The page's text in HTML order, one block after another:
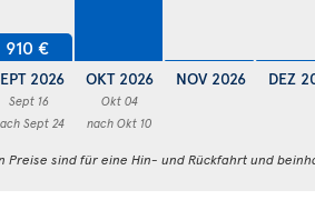
910 €
2026
Sept 16
Sept 24
OKT 2026
Okt 04
nach Okt 10
NOV 2026 DEZ
Preise sind für eine Hin- und Rückfahrt und